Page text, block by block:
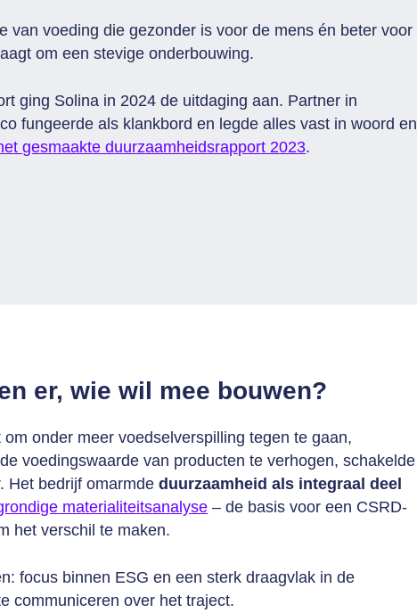
van voeding die gezonder is voor de mens én beter voor
om een stevige onderbouwing.
ging Solina in 2024 de uitdaging aan. Partner in
fungeerde als klankbord en legde alles vast in woord en
gesmaakte duurzaamheidsrapport 2023.
er, wie wil mee bouwen?
onder meer voedselverspilling tegen te gaan,
voedingswaarde van producten te verhogen, schakelde
Het bedrijf omarmdeduurzaamheid als integraal deel
materialiteitsanalyse – de basis voor een CSRD-
het verschil te maken.
focus binnen ESG en een sterk draagvlak in de
communiceren over het traject.